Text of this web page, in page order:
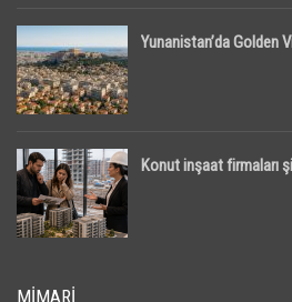
Yunanistan’da Golden
Konut inşaat firmaları
MIMARI